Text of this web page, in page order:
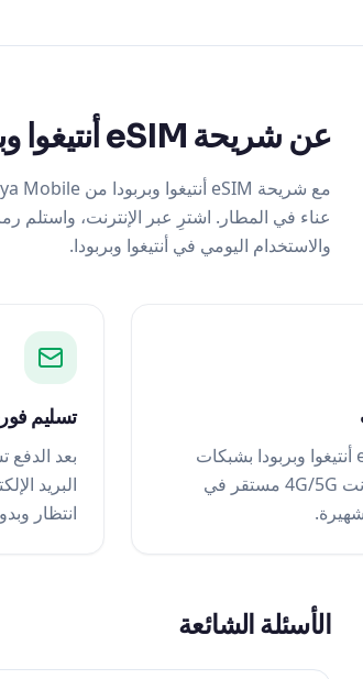
عن شريحة eSIM أنتيغوا وبربودا
والاستخدام اليومي في أنتيغوا وبربودا.
تتصل شريحة eSIM أنتيغوا وبربودا بشبكات
محلية موثوقة لإنترنت 4G/5G مستقر في
تسليم
انتظار
الأسئلة الشائعة